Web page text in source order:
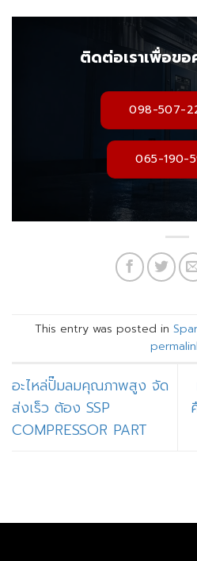
ติดต่อเราเพื่อข
098-507-
065-190-
This entry was posted in
อะไหล่ปั๊มลมคุณภาพสูง จัด
ส่งเร็ว ต้อง SSP
COMPRESSOR PART